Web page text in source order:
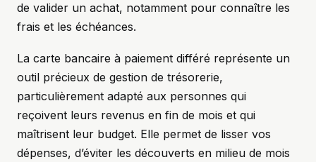
de valider un achat, notamment pour connaître les
frais et les échéances.
La carte bancaire à paiement différé représente un
outil précieux de gestion de trésorerie,
particulièrement adapté aux personnes qui
reçoivent leurs revenus en fin de mois et qui
maîtrisent leur budget. Elle permet de lisser vos
dépenses, d’éviter les découverts en milieu de mois